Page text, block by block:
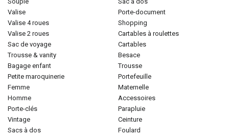
valise
valise 4 roues
valise 2 roues
sac de voyage
trousse & vanity
bagage enfant
petite maroquinerie
femme
homme
porte-clés
vintage
sacs à dos
porte-document
shopping
cartables à roulettes
cartables
besace
trousse
portefeuille
maternelle
accessoires
parapluie
ceinture
foulard